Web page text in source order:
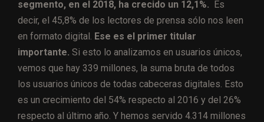
segmento, en el 2018, ha crecido un 12,1%. Es
decir, el 45,8% de los lectores de prensa sólo nos leen
en formato digital. Ese es el primer titular
importante. Si esto lo analizamos en usuarios únicos,
vemos que hay 339 millones, la suma bruta de todos
los usuarios únicos de todas cabeceras digitales. Esto
es un crecimiento del 54% respecto al 2016 y del 26%
respecto al último año. Y hemos servido 4.314 millones